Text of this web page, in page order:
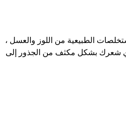
الطبيعية من اللوز والعسل ،
شعرك بشكل مكثف من الجذور إلى